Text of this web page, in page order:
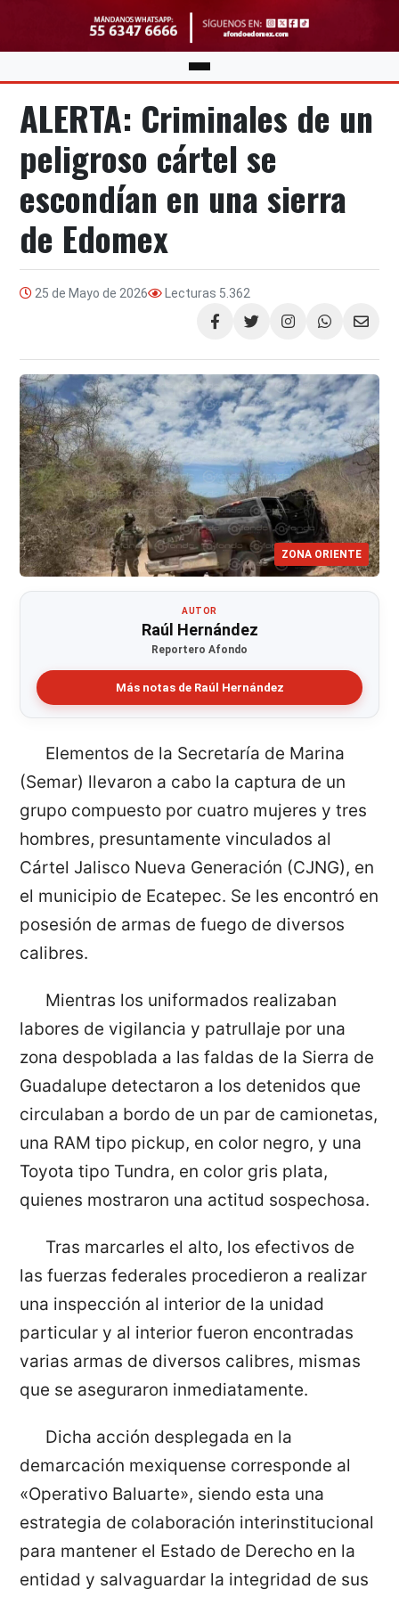
ALERTA: Criminales de un
peligroso cártel se
escondían en una sierra
de Edomex
25 de Mayo de 2026 Lecturas 5.362
Compartir
ZONA ORIENTE
AUTOR
Raúl Hernández
Reportero Afondo
Más notas de Raúl Hernández
Elementos de la Secretaría de Marina
(Semar) llevaron a cabo la captura de un
grupo compuesto por cuatro mujeres y tres
hombres, presuntamente vinculados al
Cártel Jalisco Nueva Generación (CJNG), en
el municipio de Ecatepec. Se les encontró en
posesión de armas de fuego de diversos
calibres.
Mientras los uniformados realizaban
labores de vigilancia y patrullaje por una
zona despoblada a las faldas de la Sierra de
Guadalupe detectaron a los detenidos que
circulaban a bordo de un par de camionetas,
una RAM tipo pickup, en color negro, y una
Toyota tipo Tundra, en color gris plata,
quienes mostraron una actitud sospechosa.
Tras marcarles el alto, los efectivos de
las fuerzas federales procedieron a realizar
una inspección al interior de la unidad
particular y al interior fueron encontradas
varias armas de diversos calibres, mismas
que se aseguraron inmediatamente.
Dicha acción desplegada en la
demarcación mexiquense corresponde al
«Operativo Baluarte», siendo esta una
estrategia de colaboración interinstitucional
para mantener el Estado de Derecho en la
entidad y salvaguardar la integridad de sus